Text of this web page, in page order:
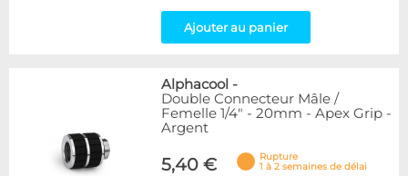
Ajouter au panier
Alphacool -
Double Connecteur Mâle /
Femelle 1/4" - 20mm - Apex Grip -
Argent
5,40 €
Rupture
1 à 2 semaines de délai